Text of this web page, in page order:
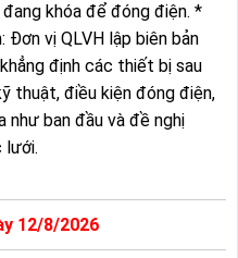
khóa để đóng điện. *
Đơn vị QLVH lập biên bản
định các thiết bị sau
thuật, điều kiện đóng điện,
ban đầu và đề nghị
lưới.
12/8/2026